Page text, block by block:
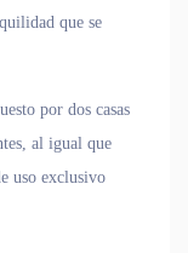
que se
por dos casas
al igual que
uso exclusivo